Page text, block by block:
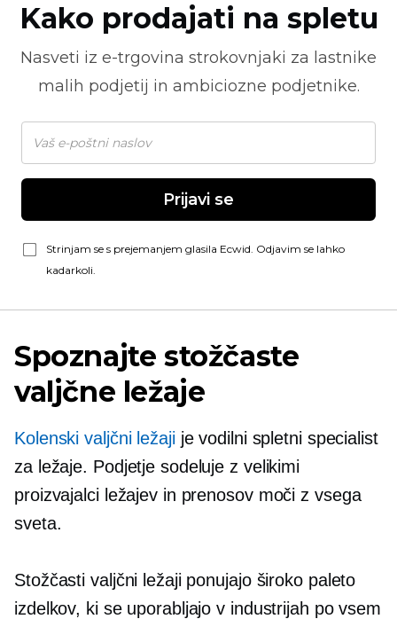
Kako prodajati na spletu
Nasveti iz e-trgovina strokovnjaki za lastnike
malih podjetij in ambiciozne podjetnike.
Prijavi se
Strinjam se s prejemanjem glasila Ecwid. Odjavim se lahko
kadarkoli.
Spoznajte stožčaste
valjčne ležaje
Kolenski valjčni ležajije vodilni spletni specialist
za ležaje. Podjetje sodeluje z velikimi
proizvajalci ležajev in prenosov moči z vsega
sveta.
Stožčasti valjčni ležaji ponujajo široko paleto
izdelkov, ki se uporabljajo v industrijah po vsem